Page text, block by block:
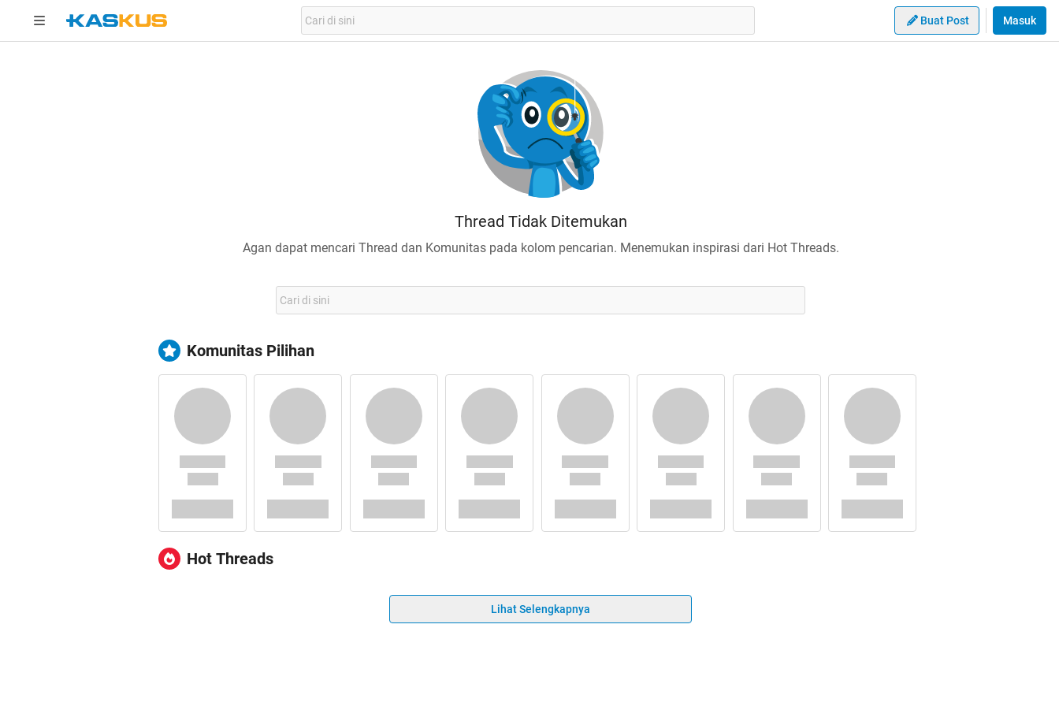
Buat Post Masuk
Thread Tidak Ditemukan
Agan dapat mencari Thread dan Komunitas pada kolom pencarian. Menemukan inspirasi dari Hot Threads.
Komunitas Pilihan
Hot Threads
Lihat Selengkapnya